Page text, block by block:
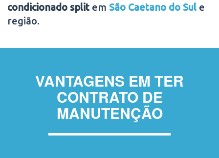
condicionado splitem São Caetano do Sul e
região.
VANTAGENS EM TER
CONTRATO DE
MANUTENÇÃO